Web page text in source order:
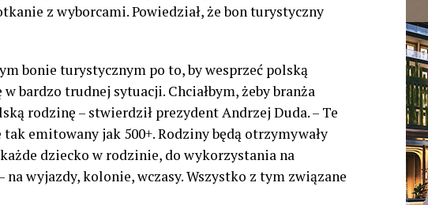
z wyborcami. Powiedział, że bon turystyczny
bonie turystycznym po to, by wesprzeć polską
bardzo trudnej sytuacji. Chciałbym, żeby branża
rodzinę – stwierdził prezydent Andrzej Duda. – Te
emitowany jak 500+. Rodziny będą otrzymywały
każde dziecko w rodzinie, do wykorzystania na
wyjazdy, kolonie, wczasy. Wszystko z tym związane